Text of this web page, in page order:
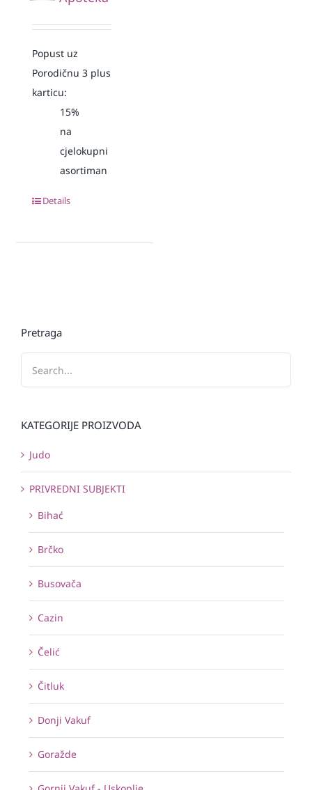
Popust uz
Porodičnu 3 plus
karticu:
15%
na
cjelokupni
asortiman
Details
Pretraga
KATEGORIJE PROIZVODA
Judo
PRIVREDNI SUBJEKTI
Bihać
Brčko
Busovača
Cazin
Čelić
Čitluk
Donji Vakuf
Goražde